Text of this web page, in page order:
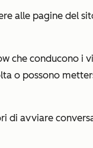
alle pagine del
che conducono i
o possono
di avviare